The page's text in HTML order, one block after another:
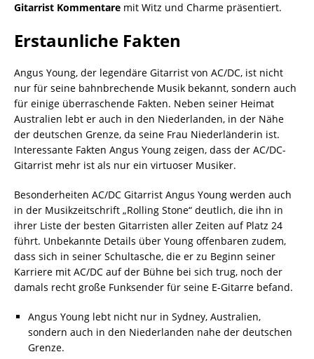
Gitarrist Kommentare mit Witz und Charme präsentiert.
Erstaunliche Fakten
Angus Young, der legendäre Gitarrist von AC/DC, ist nicht
nur für seine bahnbrechende Musik bekannt, sondern auch
für einige überraschende Fakten. Neben seiner Heimat
Australien lebt er auch in den Niederlanden, in der Nähe
der deutschen Grenze, da seine Frau Niederländerin ist.
Interessante Fakten Angus Young zeigen, dass der AC/DC-
Gitarrist mehr ist als nur ein virtuoser Musiker.
Besonderheiten AC/DC Gitarrist Angus Young werden auch
in der Musikzeitschrift „Rolling Stone“ deutlich, die ihn in
ihrer Liste der besten Gitarristen aller Zeiten auf Platz 24
führt. Unbekannte Details über Young offenbaren zudem,
dass sich in seiner Schultasche, die er zu Beginn seiner
Karriere mit AC/DC auf der Bühne bei sich trug, noch der
damals recht große Funksender für seine E-Gitarre befand.
Angus Young lebt nicht nur in Sydney, Australien,
sondern auch in den Niederlanden nahe der deutschen
Grenze.